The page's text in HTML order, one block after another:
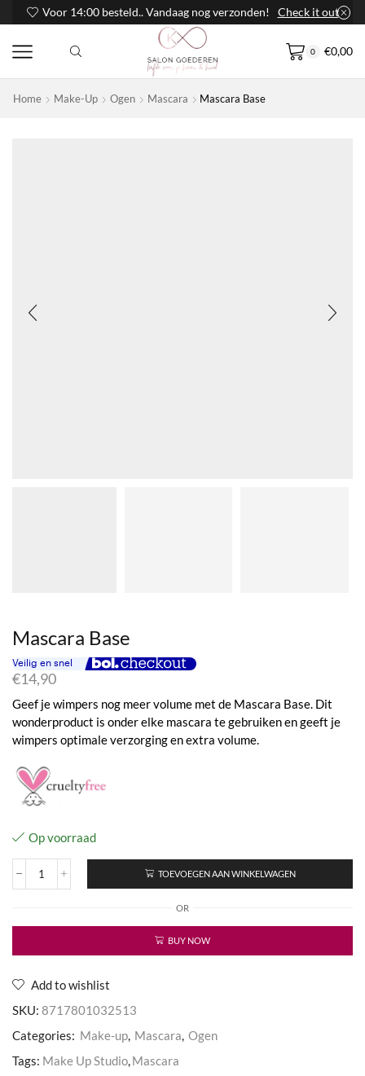
Voor 14:00 besteld.. Vandaag nog verzonden! Check it out
0 €0,00
Home Make-Up Ogen Mascara Mascara Base
Mascara Base
€14,90
Geef je wimpers nog meer volume met de Mascara Base. Dit
wonderproduct is onder elke mascara te gebruiken en geeft je
wimpers optimale verzorging en extra volume.
Op voorraad
Mascara
TOEVOEGEN AAN WINKELWAGEN
OR
BUY NOW
Add to wishlist
SKU: 8717801032513
Categories: Make-up Mascara Ogen
Tags: Make Up Studio Mascara